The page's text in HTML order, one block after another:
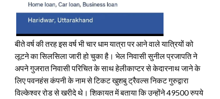
बीते वर्ष की तरह इस वर्ष भी चार धाम यात्रा पर आने वाले यात्रियों को
लूटने का सिलसिला जारी हो चुका है। भेल निवासी सुनील प्रजापति ने
अपने गुजरात निवासी परिचित के साथ हेलीकाप्टर से केदारनाथ जाने के
लिए पवनहंस कंपनी के नाम से टिकट खुशबु ट्रैवल्स निकट गुरुद्वारा
विल्केश्वर रोड से खरीदे थे। शिकायत में बताया कि उन्होंने 49500 रुपये